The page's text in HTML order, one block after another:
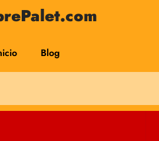
Blog